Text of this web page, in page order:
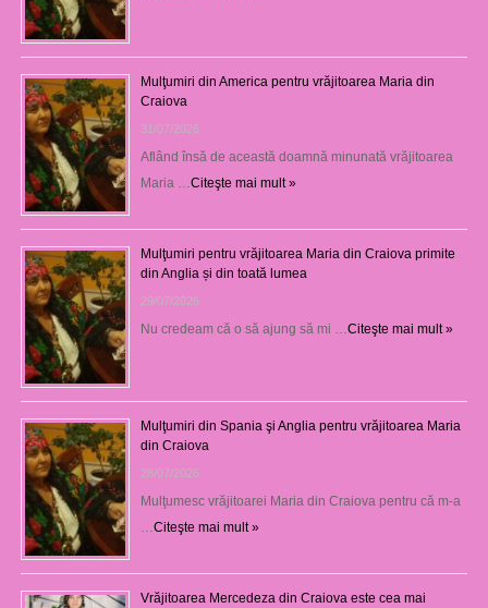
Mulţumiri din America pentru vrăjitoarea Maria din
Craiova
31/07/2026
Aflând însă de această doamnă minunată vrăjitoarea
Maria … Citeşte mai mult »
Mulţumiri pentru vrăjitoarea Maria din Craiova primite
din Anglia și din toată lumea
29/07/2026
Nu credeam că o să ajung să mi … Citeşte mai mult »
Mulţumiri din Spania şi Anglia pentru vrăjitoarea Maria
din Craiova
28/07/2026
Mulţumesc vrăjitoarei Maria din Craiova pentru că m-a
Citeşte mai mult »
Vrăjitoarea Mercedeza din Craiova este cea mai